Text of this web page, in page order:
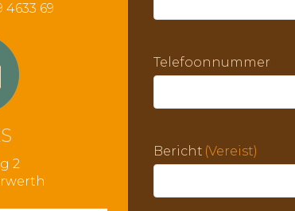
4633 69
2
Telefoonnummer
Bericht (Vereist)